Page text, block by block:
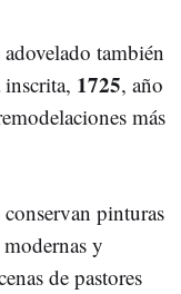
también
1725, año
más
pinturas
y
de pastores